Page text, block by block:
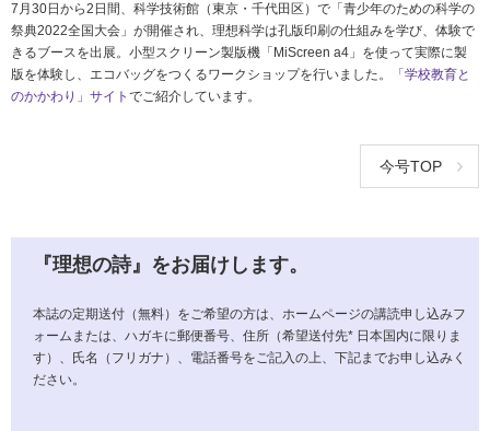
7月30日から2日間、科学技術館（東京・千代田区）で「青少年のための科学の
祭典2022全国大会」が開催され、理想科学は孔版印刷の仕組みを学び、体験で
きるブースを出展。小型スクリーン製版機「MiScreen a4」を使って実際に製
版を体験し、エコバッグをつくるワークショップを行いました。
「学校教育と
のかかわり」サイト でご紹介しています。
今号TOP
『理想の詩』をお届けします。
本誌の定期送付（無料）をご希望の方は、ホームページの講読申し込みフ
ォームまたは、ハガキに郵便番号、住所（希望送付先* 日本国内に限りま
す）、氏名（フリガナ）、電話番号をご記入の上、下記までお申し込みく
ださい。